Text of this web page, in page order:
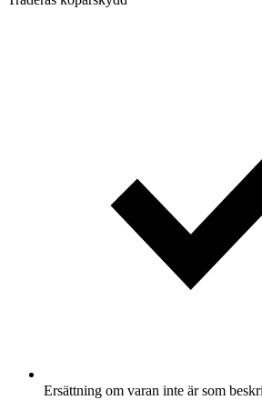
Ersättning om varan inte är som